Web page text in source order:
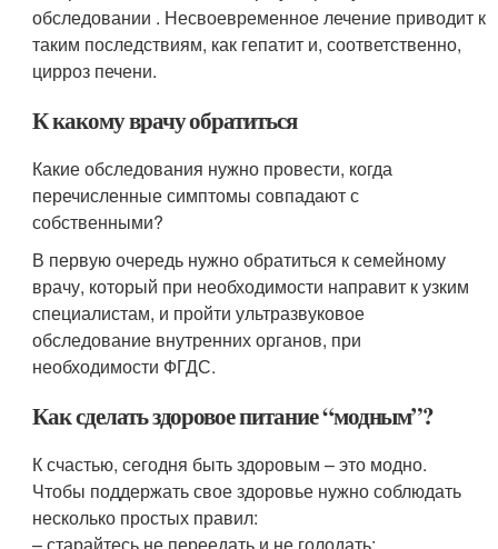
обследовании . Несвоевременное лечение приводит к
таким последствиям, как гепатит и, соответственно,
цирроз печени.
К какому врачу обратиться
Какие обследования нужно провести, когда
перечисленные симптомы совпадают с
собственными?
В первую очередь нужно обратиться к семейному
врачу, который при необходимости направит к узким
специалистам, и пройти ультразвуковое
обследование внутренних органов, при
необходимости ФГДС.
Как сделать здоровое питание “модным”?
К счастью, сегодня быть здоровым – это модно.
Чтобы поддержать свое здоровье нужно соблюдать
несколько простых правил:
– старайтесь не переедать и не голодать;